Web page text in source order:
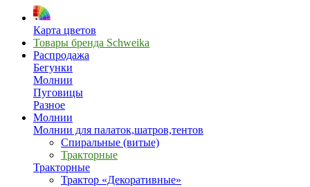
Карта цветов
Товары бренда Schweika
Распродажа
Бегунки
Молнии
Пуговицы
Разное
Молнии
Молнии для палаток,шатров,тентов
Спиральные (витые)
Тракторные
Тракторные
Трактор «Декоративные»